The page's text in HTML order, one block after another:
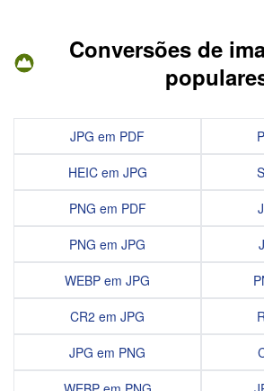
Conversões de
JPG em PDF
HEIC em JPG
PNG em PDF
PNG em JPG
WEBP em JPG
CR2 em JPG
JPG em PNG